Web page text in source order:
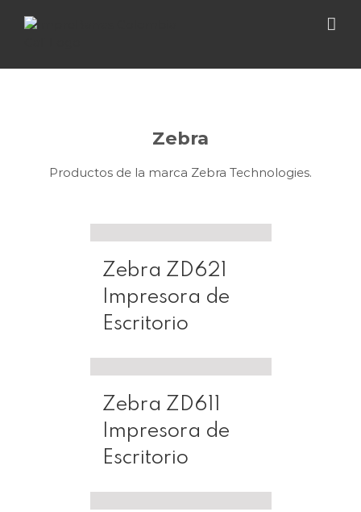
Zebra
Productos de la marca Zebra Technologies.
Zebra ZD621
Impresora de
Escritorio
Zebra ZD611
Impresora de
Escritorio